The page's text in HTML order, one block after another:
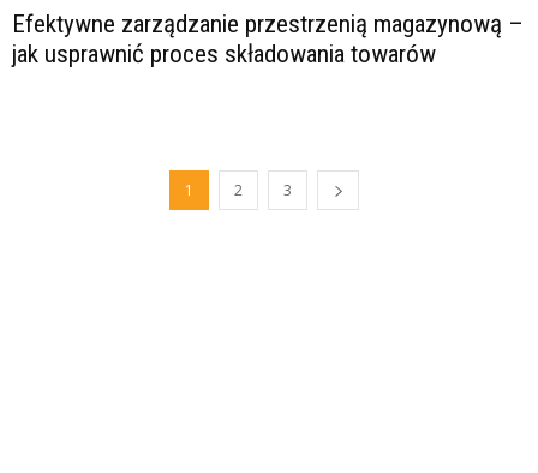
Efektywne zarządzanie przestrzenią magazynową –
jak usprawnić proces składowania towarów
1 2 3